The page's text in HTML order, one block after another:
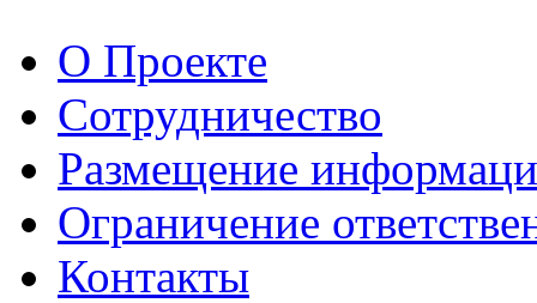
О Проекте
Сотрудничество
Размещение
Ограничение
Контакты